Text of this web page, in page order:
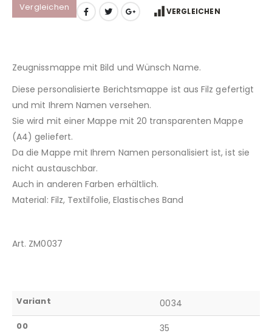
Vergleichen VERGLEICHEN
Zeugnissmappe mit Bild und Wünsch Name.
Diese personalisierte Berichtsmappe ist aus Filz gefertigt
und mit Ihrem Namen versehen.
Sie wird mit einer Mappe mit 20 transparenten Mappe
(A4) geliefert.
Da die Mappe mit Ihrem Namen personalisiert ist, ist sie
nicht austauschbar.
Auch in anderen Farben erhältlich.
Material: Filz, Textilfolie, Elastisches Band
Art. ZM0037
Variant 0034
00 35